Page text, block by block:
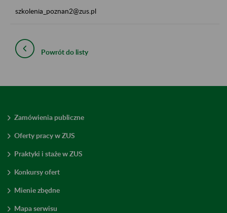
szkolenia_poznan2@zus.pl
Powrót do listy
Zamówienia publiczne
Oferty pracy w ZUS
Praktyki i staże w ZUS
Konkursy ofert
Mienie zbędne
Mapa serwisu